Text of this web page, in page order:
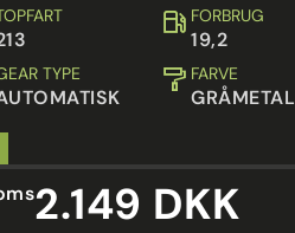
FORBRUG
19,2
TYPE FARVE
GRÅMETAL
2.149 DKK